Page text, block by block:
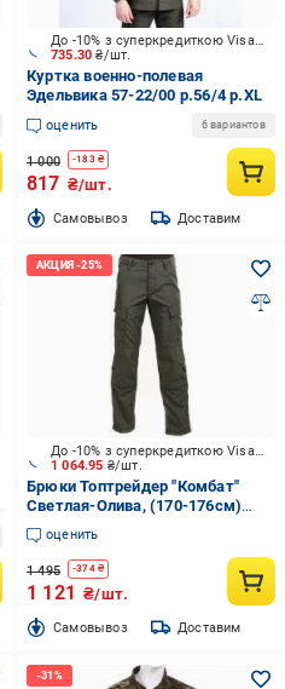
735.30₴/шт.
До -10% з суперкредиткою Visa Вигода
Куртка военно-полевая
Эдельвика 57-22/00 р.56/4 р.XL
оценить 6 вариантов
1 000 -183₴
817 ₴/шт.
Cамовывоз Доставим
1 064.95 ₴/шт.
До -10% з суперкредиткою Visa Вигода
Брюки Топтрейдер "Комбат"
Светлая-Олива, (170-176см)
(60-62р) р.XXL
оценить
1 495 -374₴
1 121 ₴/шт.
Cамовывоз Доставим